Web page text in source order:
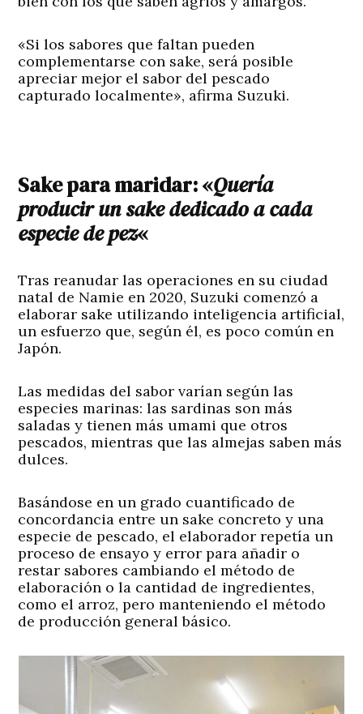
«Si los sabores que faltan pueden
complementarse con sake, será posible
apreciar mejor el sabor del pescado
capturado localmente», afirma Suzuki.
Sake para maridar: «Quería
producir un sake dedicado a cada
especie de pez«
Tras reanudar las operaciones en su ciudad
natal de Namie en 2020, Suzuki comenzó a
elaborar sake utilizando inteligencia artificial,
un esfuerzo que, según él, es poco común en
Japón.
Las medidas del sabor varían según las
especies marinas: las sardinas son más
saladas y tienen más umami que otros
pescados, mientras que las almejas saben más
dulces.
Basándose en un grado cuantificado de
concordancia entre un sake concreto y una
especie de pescado, el elaborador repetía un
proceso de ensayo y error para añadir o
restar sabores cambiando el método de
elaboración o la cantidad de ingredientes,
como el arroz, pero manteniendo el método
de producción general básico.